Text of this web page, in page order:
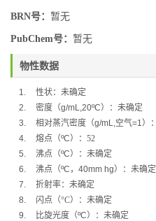
BRN号： 暂无
PubChem号： 暂无
物性数据
1.
性状：未确定
2.
密度（g/mL,20ºC）：未确定
3.
相对蒸汽密度（g/mL,空气=1）：
4.
熔点（ºC）： 52
5.
沸点（ºC）： 未确定
6.
沸点（ºC ， 40mm hg）：未确定
7.
折射率：未确定
8.
闪点（°C）： 未确定
9.
比旋光度（ºC）： 未确定